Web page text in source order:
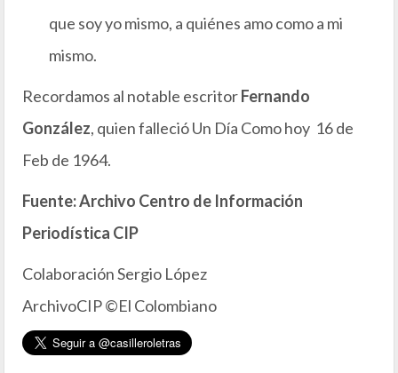
que soy yo mismo, a quiénes amo como a mi
mismo.
Recordamos al notable escritorFernando
González, quien falleció Un Día Como hoy 16 de
Feb de 1964.
Fuente: Archivo Centro de Información
Periodística CIP
Colaboración Sergio López
ArchivoCIP ©El Colombiano